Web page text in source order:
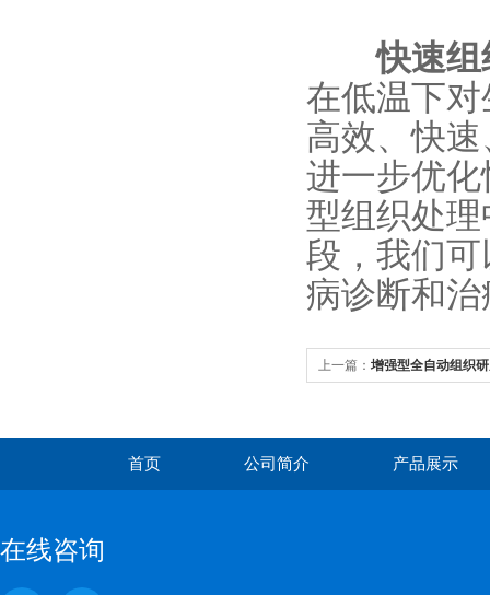
快速
在低温下
高效、快
进一步优
型组织处
段，我们
病诊断和
上一篇： 增强型全自动组织
首页 公司简介 产品展示
在线咨询